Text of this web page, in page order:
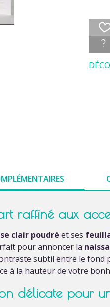
raffiné aux
clair poudré et ses
pour annoncer la
subtil entre le fond
à la hauteur de votre
délicate pour